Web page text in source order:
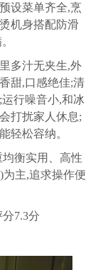
设菜单齐全,烹
机身搭配防滑
多汁无夹生,外
甜,口感绝佳;清
行噪音小,和冰
打扰家人休息;
轻松容纳。
衡实用、高性
主,追求操作便
7.3分